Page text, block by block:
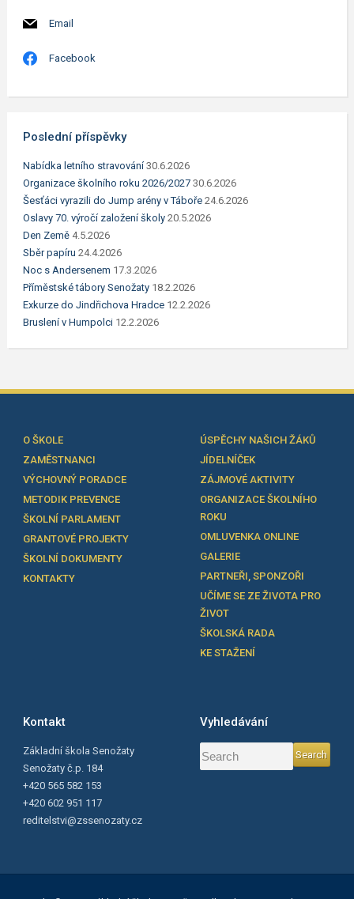
Email
Facebook
Poslední příspěvky
Nabídka letního stravování 30.6.2026
Organizace školního roku 2026/2027 30.6.2026
Šesťáci vyrazili do Jump arény v Táboře 24.6.2026
Oslavy 70. výročí založení školy 20.5.2026
Den Země 4.5.2026
Sběr papíru 24.4.2026
Noc s Andersenem 17.3.2026
Příměstské tábory Senožaty 18.2.2026
Exkurze do Jindřichova Hradce 12.2.2026
Bruslení v Humpolci 12.2.2026
O ŠKOLE
ZAMĚSTNANCI
VÝCHOVNÝ PORADCE
METODIK PREVENCE
ŠKOLNÍ PARLAMENT
GRANTOVÉ PROJEKTY
ŠKOLNÍ DOKUMENTY
KONTAKTY
ÚSPĚCHY NAŠICH ŽÁKŮ
JÍDELNÍČEK
ZÁJMOVÉ AKTIVITY
ORGANIZACE ŠKOLNÍHO
ROKU
OMLUVENKA ONLINE
GALERIE
PARTNEŘI, SPONZOŘI
UČÍME SE ZE ŽIVOTA PRO
ŽIVOT
ŠKOLSKÁ RADA
KE STAŽENÍ
Kontakt
Základní škola Senožaty
Senožaty č.p. 184
+420 565 582 153
+420 602 951 117
reditelstvi@zssenozaty.cz
Vyhledávání